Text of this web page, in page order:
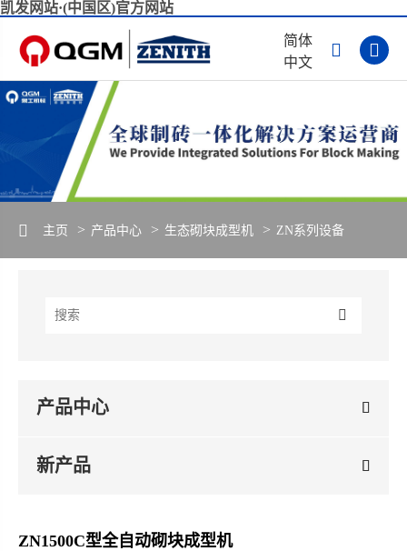
凯发网站·(中国区)官方网站
简体
中文
 
主页 产品中心 生态砌块成型机 ZN系列设备
产品中心
新产品
ZN1500C型全自动砌块成型机